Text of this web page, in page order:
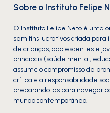
Sobre o Instituto Felipe
O Instituto Felipe Neto é uma
sem fins lucrativos criada
de crianças, adolescentes e
principais (saúde mental,
assume o compromisso de
crítica e a responsabilidade
preparando-as para navegar
mundo contemporâneo.